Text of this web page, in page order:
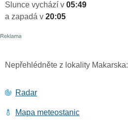
Slunce vychází v 05:49
a zapadá v 20:05
Nepřehlédněte z lokality Makarska:
Radar
Mapa meteostanic